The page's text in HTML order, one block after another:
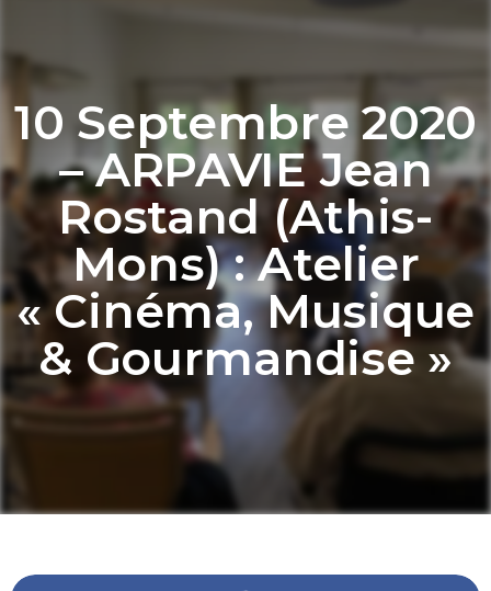
10 Septembre 2020
– ARPAVIE Jean
Rostand (Athis-
Mons) : Atelier
« Cinéma, Musique
& Gourmandise »